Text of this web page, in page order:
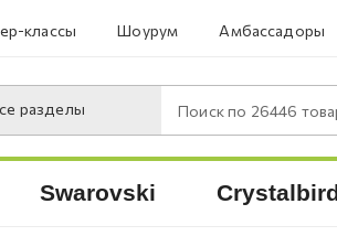
классы Шоурум Амбассадоры
разделы Поиск по 26446
Swarovski